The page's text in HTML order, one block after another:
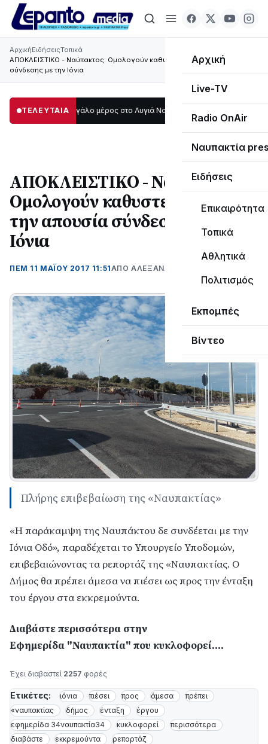
Αρχική
Live-TV
Radio OnAir
Ναυπακτία
Ειδήσεις
Επικαιρότητα
Τοπικά
Αθλητικά
Πολιτισμός
Εκπομπές
Βίντεο
ΑρχικήΕιδήσειςΤοπικά
ΑΠΟΚΛΕIΣΤΙΚΟ - Ναύπακτος: Ομολογούν καθυστερημένα την απουσία
σύνδεσης με την Ιόνια
ΤΕΛΕΥΤΑΙΑ
σκοτάδι μεγάλο μέρος στο Λυγιά Ναυπάκτου12:08
ΑΠΟΚΛΕIΣΤΙΚΟ - Ναύπακτος:
Ομολογούν καθυστερημένα
την απουσία σύνδεσης με την
Ιόνια
ΠΕΜ 11 ΜΑΪΟΥ 2017 11:51ΑΠΌ ΑΛΈΞΑΝΔΡΟΣ ΚΟΓΚΌΛΗΣ
Πλήρης επιβεβαίωση της «Ναυπακτίας»
«Η παράκαμψη της Ναυπάκτου δε συνδέεται με την
Ιόνια Οδό», παραδέχεται το Υπουργείο Υποδομών,
επιβεβαιώνοντας τα ρεπορτάζ της «Ναυπακτίας. Ο
Δήμος θα πρέπει άμεσα να πιέσει ως προς την ένταξη
του έργου στα εκκρεμούντα.
Διαβάστε περισσότερα στην
Εφημερίδα "Ναυπακτία" που κυκλοφορεί....
Έχει διαβαστεί 2257 φορές
Ετικέτες: ιόνια πιέσει προς άμεσα
πρέπει
«ναυπακτίας
δήμος ένταξη
έργου
εφημερίδα 34ναυπακτία34
κυκλοφορεί
περισσότερα
διαβάστε
εκκρεμούντα ρεπορτάζ